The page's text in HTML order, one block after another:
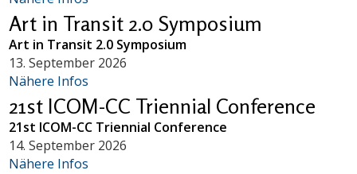
Art in Transit 2.0 Symposium
Art in Transit 2.0 Symposium
13. September 2026
Nähere Infos
21st ICOM-CC Triennial Conference
21st ICOM-CC Triennial Conference
14. September 2026
Nähere Infos